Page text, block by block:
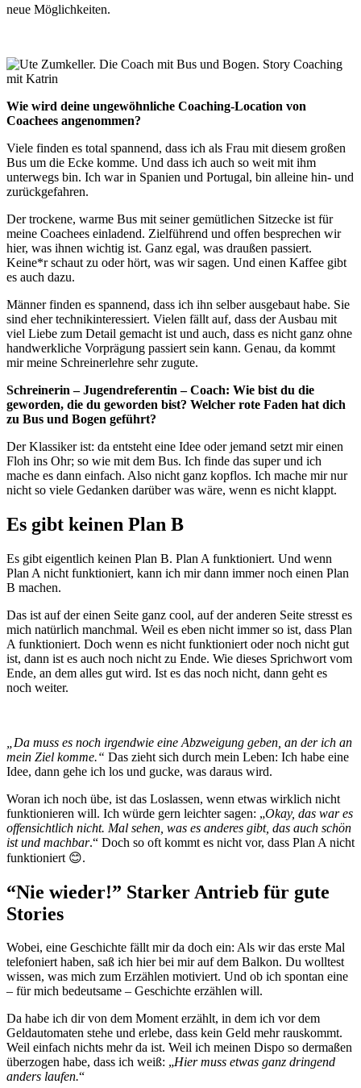
neue Möglichkeiten.
Wie wird deine ungewöhnliche Coaching-Location von
Coachees angenommen?
Viele finden es total spannend, dass ich als Frau mit diesem großen
Bus um die Ecke komme. Und dass ich auch so weit mit ihm
unterwegs bin. Ich war in Spanien und Portugal, bin alleine hin- und
zurückgefahren.
Der trockene, warme Bus mit seiner gemütlichen Sitzecke ist für
meine Coachees einladend. Zielführend und offen besprechen wir
hier, was ihnen wichtig ist. Ganz egal, was draußen passiert.
Keine*r schaut zu oder hört, was wir sagen. Und einen Kaffee gibt
es auch dazu.
Männer finden es spannend, dass ich ihn selber ausgebaut habe. Sie
sind eher technikinteressiert. Vielen fällt auf, dass der Ausbau mit
viel Liebe zum Detail gemacht ist und auch, dass es nicht ganz ohne
handwerkliche Vorprägung passiert sein kann. Genau, da kommt
mir meine Schreinerlehre sehr zugute.
Schreinerin – Jugendreferentin – Coach: Wie bist du die
geworden, die du geworden bist? Welcher rote Faden hat dich
zu Bus und Bogen geführt?
Der Klassiker ist: da entsteht eine Idee oder jemand setzt mir einen
Floh ins Ohr; so wie mit dem Bus. Ich finde das super und ich
mache es dann einfach. Also nicht ganz kopflos. Ich mache mir nur
nicht so viele Gedanken darüber was wäre, wenn es nicht klappt.
Es gibt keinen Plan B
Es gibt eigentlich keinen Plan B. Plan A funktioniert. Und wenn
Plan A nicht funktioniert, kann ich mir dann immer noch einen Plan
B machen.
Das ist auf der einen Seite ganz cool, auf der anderen Seite stresst es
mich natürlich manchmal. Weil es eben nicht immer so ist, dass Plan
A funktioniert. Doch wenn es nicht funktioniert oder noch nicht gut
ist, dann ist es auch noch nicht zu Ende. Wie dieses Sprichwort vom
Ende, an dem alles gut wird. Ist es das noch nicht, dann geht es
noch weiter.
„Da muss es noch irgendwie eine Abzweigung geben, an der ich an
mein Ziel komme.“ Das zieht sich durch mein Leben: Ich habe eine
Idee, dann gehe ich los und gucke, was daraus wird.
Woran ich noch übe, ist das Loslassen, wenn etwas wirklich nicht
funktionieren will. Ich würde gern leichter sagen: „Okay, das war es
offensichtlich nicht. Mal sehen, was es anderes gibt, das auch schön
ist und machbar.“ Doch so oft kommt es nicht vor, dass Plan A nicht
funktioniert 😊.
“Nie wieder!” Starker Antrieb für gute
Stories
Wobei, eine Geschichte fällt mir da doch ein: Als wir das erste Mal
telefoniert haben, saß ich hier bei mir auf dem Balkon. Du wolltest
wissen, was mich zum Erzählen motiviert. Und ob ich spontan eine
– für mich bedeutsame – Geschichte erzählen will.
Da habe ich dir von dem Moment erzählt, in dem ich vor dem
Geldautomaten stehe und erlebe, dass kein Geld mehr rauskommt.
Weil einfach nichts mehr da ist. Weil ich meinen Dispo so dermaßen
überzogen habe, dass ich weiß: „Hier muss etwas ganz dringend
anders laufen.“